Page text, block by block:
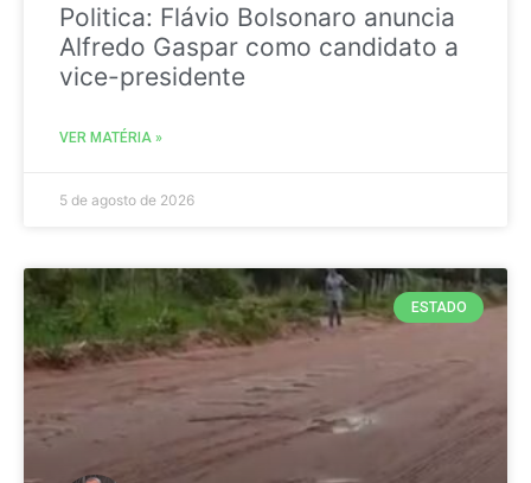
Politica: Flávio Bolsonaro anuncia
Alfredo Gaspar como candidato a
vice-presidente
VER MATÉRIA »
5 de agosto de 2026
ESTADO